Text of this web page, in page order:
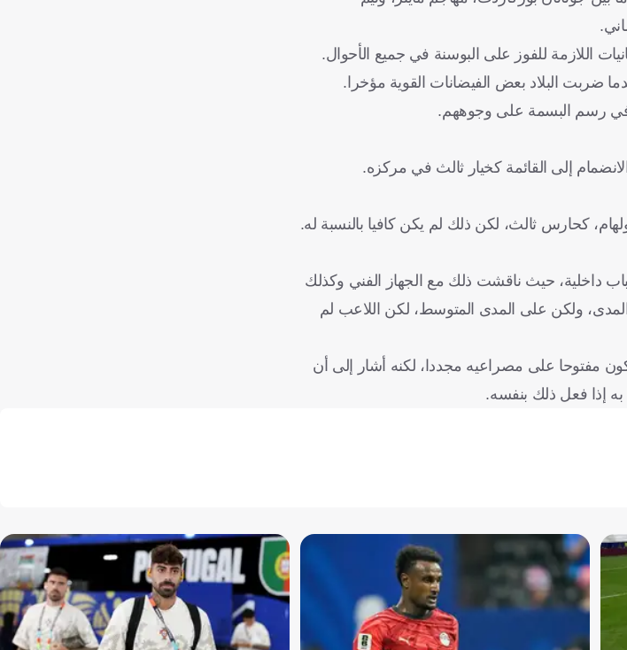
اللازمة للفوز على البوسنة في جميع الأحوال.
ضربت البلاد بعض الفيضانات القوية مؤخرا.
في رسم البسمة على وجوههم.
إلى القائمة كخيار ثالث في مركزه.
داخلية، حيث ناقشت ذلك مع الجهاز الفني وكذلك
ولكن على المدى المتوسط، لكن اللاعب لم
مفتوحا على مصراعيه مجددا، لكنه أشار إلى أن